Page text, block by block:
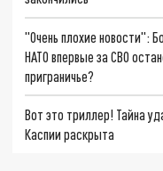
"Очень плохие новости":
НАТО впервые за СВО
приграничье?
Вот это триллер! Тайна
Каспии раскрыта